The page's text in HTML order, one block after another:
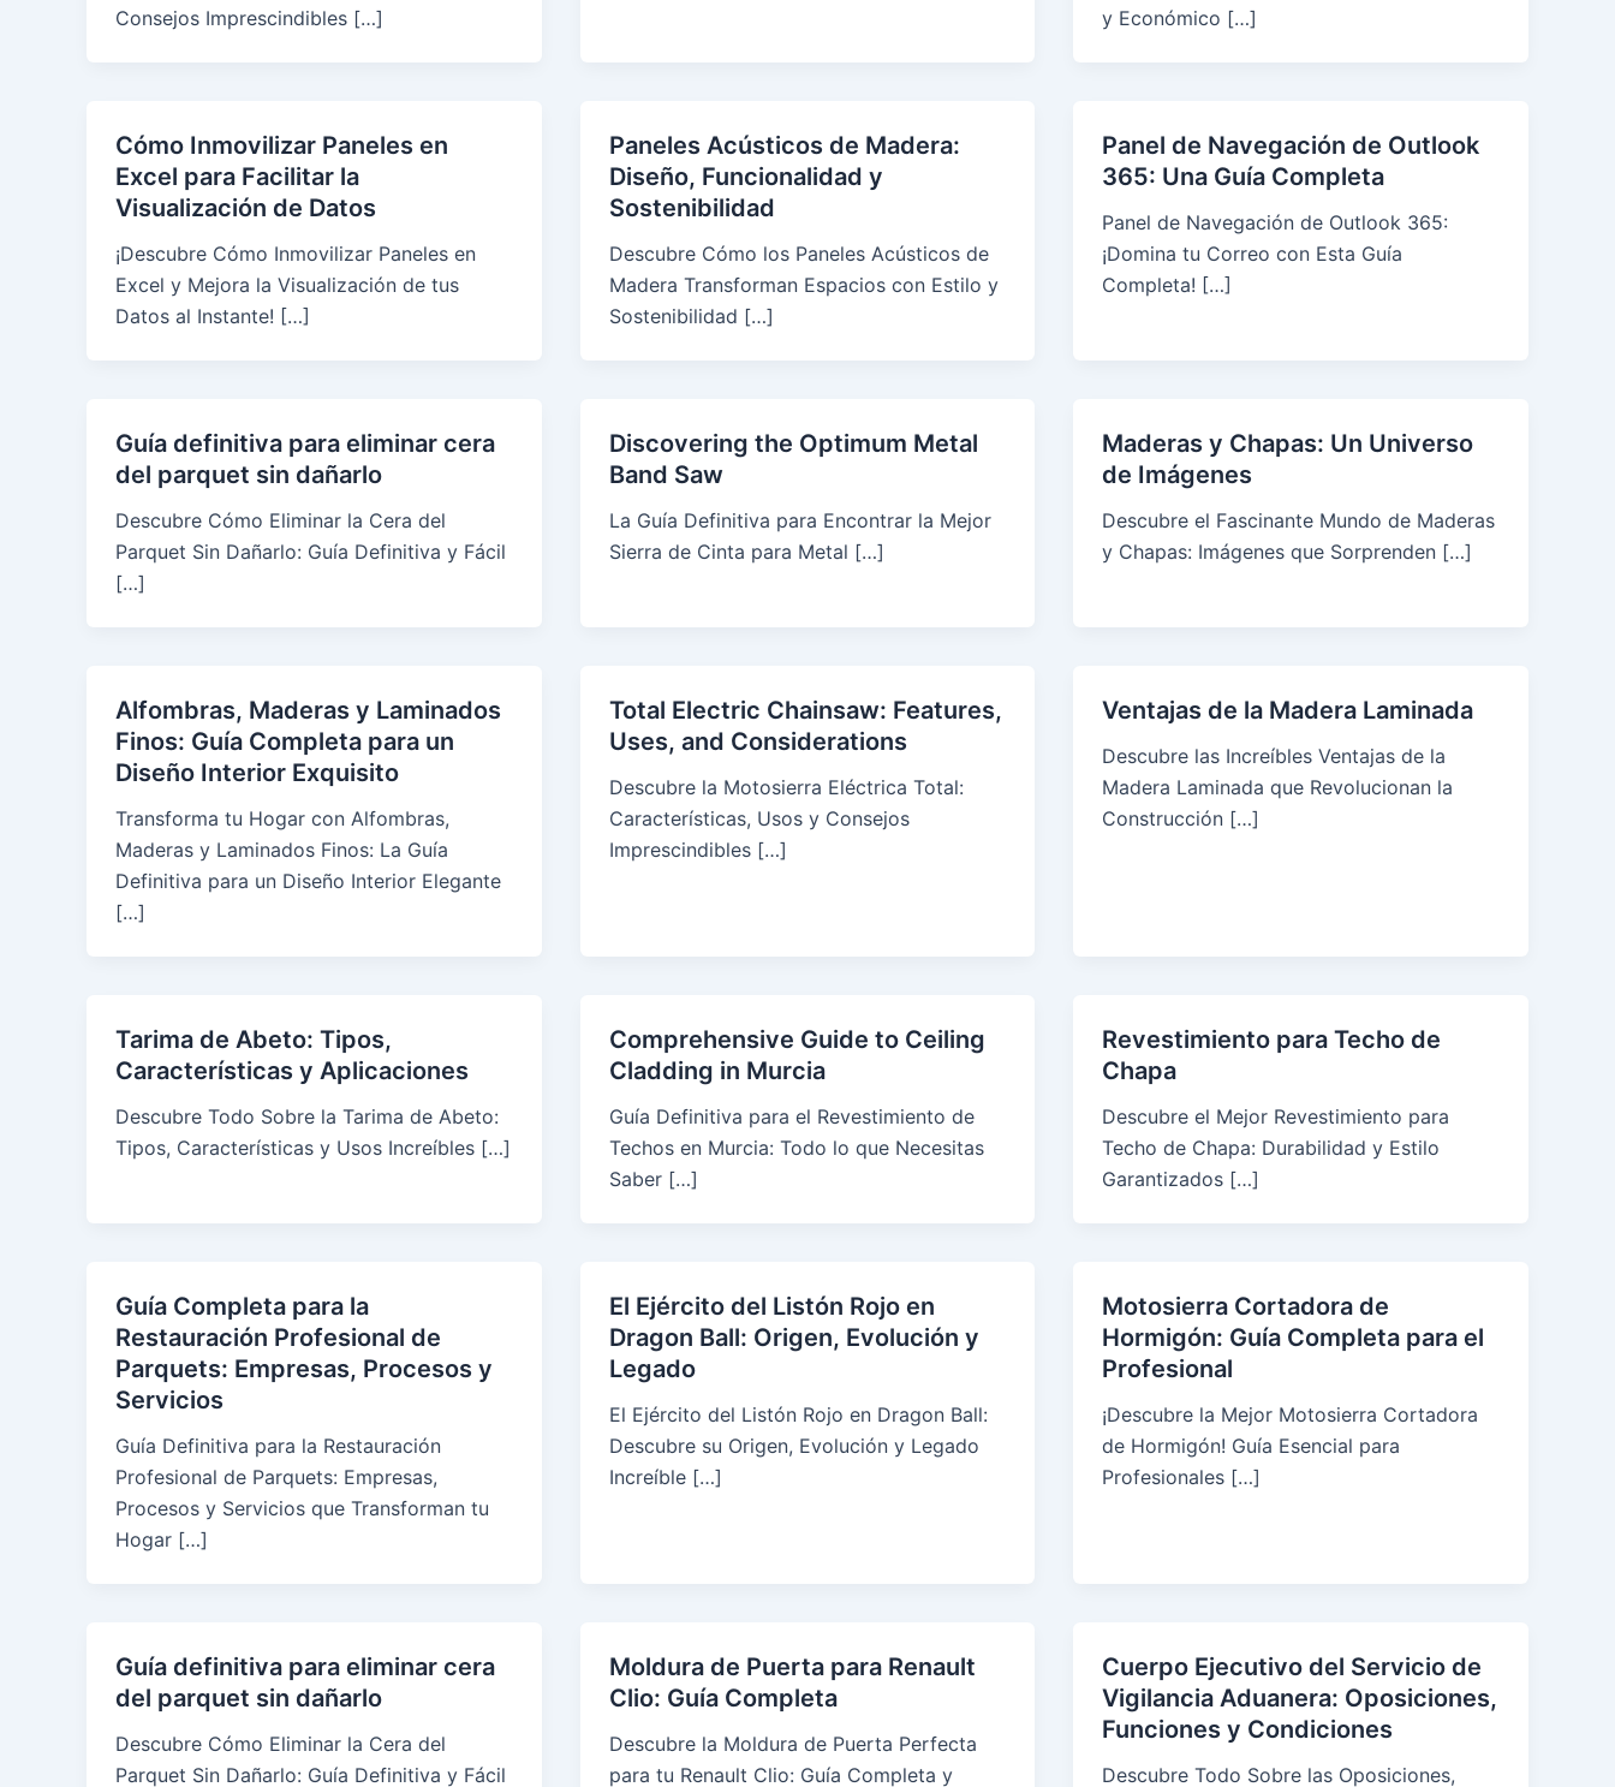
Consejos Imprescindibles […]
y Económico […]
Cómo Inmovilizar Paneles en
Excel para Facilitar la
Visualización de Datos
¡Descubre Cómo Inmovilizar Paneles en
Excel y Mejora la Visualización de tus
Datos al Instante! […]
Paneles Acústicos de Madera:
Diseño, Funcionalidad y
Sostenibilidad
Descubre Cómo los Paneles Acústicos de
Madera Transforman Espacios con Estilo y
Sostenibilidad […]
Panel de Navegación de Outlook
365: Una Guía Completa
Panel de Navegación de Outlook 365:
¡Domina tu Correo con Esta Guía
Completa! […]
Guía definitiva para eliminar cera
del parquet sin dañarlo
Descubre Cómo Eliminar la Cera del
Parquet Sin Dañarlo: Guía Definitiva y Fácil
[…]
Discovering the Optimum Metal
Band Saw
La Guía Definitiva para Encontrar la Mejor
Sierra de Cinta para Metal […]
Maderas y Chapas: Un Universo
de Imágenes
Descubre el Fascinante Mundo de Maderas
y Chapas: Imágenes que Sorprenden […]
Alfombras, Maderas y Laminados
Finos: Guía Completa para un
Diseño Interior Exquisito
Transforma tu Hogar con Alfombras,
Maderas y Laminados Finos: La Guía
Definitiva para un Diseño Interior Elegante
[…]
Total Electric Chainsaw: Features,
Uses, and Considerations
Descubre la Motosierra Eléctrica Total:
Características, Usos y Consejos
Imprescindibles […]
Ventajas de la Madera Laminada
Descubre las Increíbles Ventajas de la
Madera Laminada que Revolucionan la
Construcción […]
Tarima de Abeto: Tipos,
Características y Aplicaciones
Descubre Todo Sobre la Tarima de Abeto:
Tipos, Características y Usos Increíbles […]
Comprehensive Guide to Ceiling
Cladding in Murcia
Guía Definitiva para el Revestimiento de
Techos en Murcia: Todo lo que Necesitas
Saber […]
Revestimiento para Techo de
Chapa
Descubre el Mejor Revestimiento para
Techo de Chapa: Durabilidad y Estilo
Garantizados […]
Guía Completa para la
Restauración Profesional de
Parquets: Empresas, Procesos y
Servicios
Guía Definitiva para la Restauración
Profesional de Parquets: Empresas,
Procesos y Servicios que Transforman tu
Hogar […]
El Ejército del Listón Rojo en
Dragon Ball: Origen, Evolución y
Legado
El Ejército del Listón Rojo en Dragon Ball:
Descubre su Origen, Evolución y Legado
Increíble […]
Motosierra Cortadora de
Hormigón: Guía Completa para el
Profesional
¡Descubre la Mejor Motosierra Cortadora
de Hormigón! Guía Esencial para
Profesionales […]
Guía definitiva para eliminar cera
del parquet sin dañarlo
Descubre Cómo Eliminar la Cera del
Parquet Sin Dañarlo: Guía Definitiva y Fácil
Moldura de Puerta para Renault
Clio: Guía Completa
Descubre la Moldura de Puerta Perfecta
para tu Renault Clio: Guía Completa y
Cuerpo Ejecutivo del Servicio de
Vigilancia Aduanera: Oposiciones,
Funciones y Condiciones
Descubre Todo Sobre las Oposiciones,